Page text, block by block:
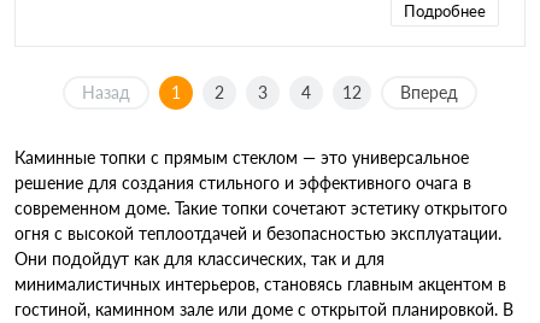
Подробнее
Назад 1 2 3 4 12 Вперед
Каминные топки с прямым стеклом — это универсальное
решение для создания стильного и эффективного очага в
современном доме. Такие топки сочетают эстетику открытого
огня с высокой теплоотдачей и безопасностью эксплуатации.
Они подойдут как для классических, так и для
минималистичных интерьеров, становясь главным акцентом в
гостиной, каминном зале или доме с открытой планировкой. В